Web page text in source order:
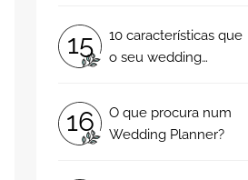
15
10 características que
o seu wedding
casamento perfeito
16
O que procura num
Wedding Planner?